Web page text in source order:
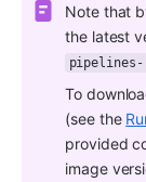
Note that
the latest
pipelines-
To
(see the
provided
image